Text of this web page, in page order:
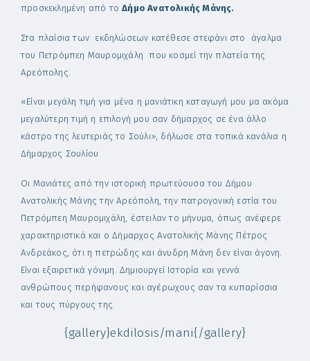
προσκεκλημένη από τοΔήμο Ανατολικής Μάνης.
Στα πλαίσια των εκδηλώσεων κατέθεσε στεφάνι στο άγαλμα
του Πετρόμπεη Μαυρομιχάλη που κοσμεί την πλατεία της
Αρεόπολης.
«Είναι μεγάλη τιμή για μένα η μανιάτικη καταγωγή μου μα ακόμα
μεγαλύτερη τιμή η επιλογή μου σαν δήμαρχος σε ένα άλλο
κάστρο της λευτεριάς το Σούλι», δήλωσε στα τοπικά κανάλια η
Δήμαρχος Σουλίου
Οι Μανιάτες από την ιστορική πρωτεύουσα του Δήμου
Ανατολικής Μάνης την Αρεόπολη, την πατρογονική εστία του
Πετρόμπεη Μαυρομιχάλη, έστειλαν το μήνυμα, όπως ανέφερε
χαρακτηριστικά και ο Δήμαρχος Ανατολικής Μάνης Πέτρος
Ανδρεάκος, ότι η πετρώδης και άνυδρη Μάνη δεν είναι άγονη.
Είναι εξαιρετικά γόνιμη. Δημιουργεί Ιστορία και γεννά
ανθρώπους περήφανους και αγέρωχους σαν τα κυπαρίσσια
και τους πύργους της.
{gallery}ekdilosis/mani{/gallery}